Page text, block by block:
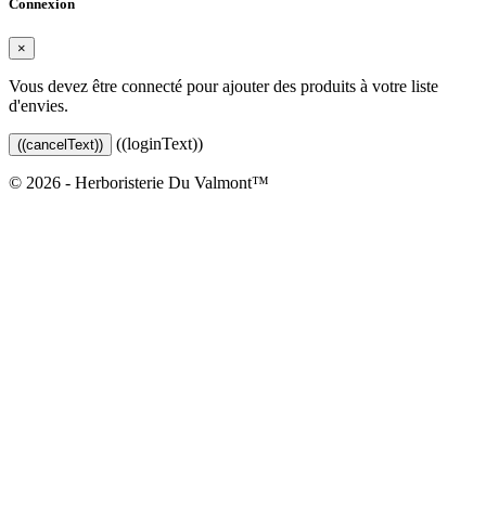
Connexion
×
Vous devez être connecté pour ajouter des produits à votre liste
d'envies.
((cancelText)) ((loginText))
© 2026 - Herboristerie Du Valmont™